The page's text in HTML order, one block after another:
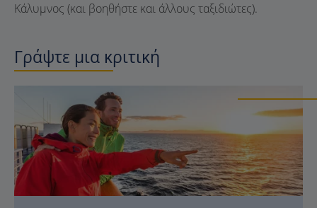
Κάλυμνος (και βοηθήστε και άλλους ταξιδιώτες).
Γράψτε μια κριτική